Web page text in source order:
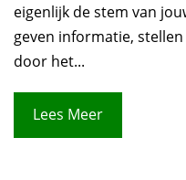
eigenlijk de stem van
geven informatie,
door het...
Lees Meer